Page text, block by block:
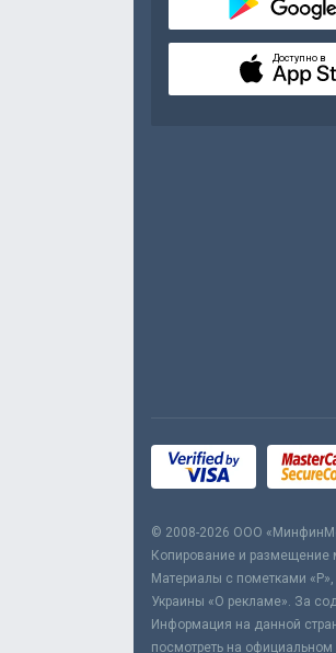
Доступно в
© 2008-2026 ООО
Копирование и размещение
Материалы с пометками «Р»,
Украины «О рекламе». За
Информация на данной
посмотреть на официальном